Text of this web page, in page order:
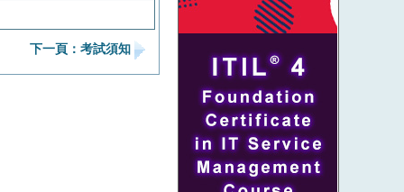
下一頁：考試須知